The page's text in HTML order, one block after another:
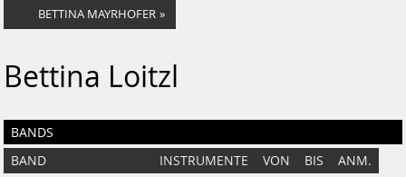
BETTINA MAYRHOFER »
Bettina Loitzl
BANDS
BAND INSTRUMENTE VON BIS
ANM.